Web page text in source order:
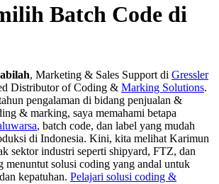
Batch Code di
, Marketing & Sales Support di Gressler
Distributor of Coding & Marking Solutions.
pengalaman di bidang penjualan &
& marking, saya memahami betapa
, batch code, dan label yang mudah
di Indonesia. Kini, kita melihat Karimun
sektor industri seperti shipyard, FTZ, dan
solusi coding yang andal untuk
kepatuhan. Pelajari solusi coding &